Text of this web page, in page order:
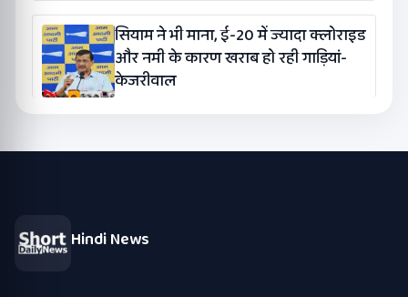
सियाम ने भी माना, ई-20 में ज्यादा क्लोराइड
और नमी के कारण खराब हो रही गाड़ियां-
केजरीवाल
Hindi News